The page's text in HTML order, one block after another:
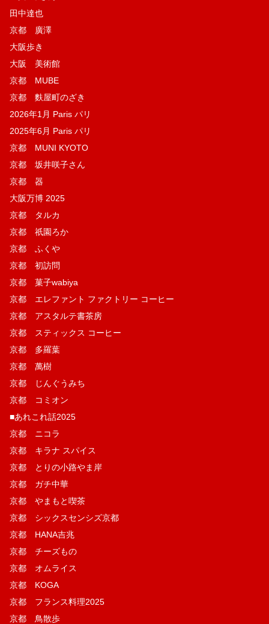
田中達也
京都 廣澤
大阪歩き
大阪 美術館
京都 MUBE
京都 麩屋町のざき
2026年1月 Paris パリ
2025年6月 Paris パリ
京都 MUNI KYOTO
京都 坂井咲子さん
京都 器
大阪万博 2025
京都 タルカ
京都 祇園ろか
京都 ふくや
京都 初訪問
京都 菓子wabiya
京都 エレファント ファクトリー コーヒー
京都 アスタルテ書茶房
京都 スティックス コーヒー
京都 多羅葉
京都 萬樹
京都 じんぐうみち
京都 コミオン
■あれこれ話2025
京都 ニコラ
京都 キラナ スパイス
京都 とりの小路やま岸
京都 ガチ中華
京都 やまもと喫茶
京都 シックスセンシズ京都
京都 HANA吉兆
京都 チーズもの
京都 オムライス
京都 KOGA
京都 フランス料理2025
京都 鳥散歩